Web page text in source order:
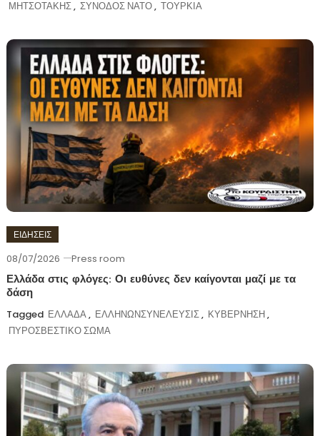
ΜΗΤΣΟΤΑΚΗΣ, ΣΥΝΟΔΟΣ ΝΑΤΟ, ΤΟΥΡΚΙΑ
ΕΙΔΗΣΕΙΣ
08/07/2026 Press room
Ελλάδα στις φλόγες: Οι ευθύνες δεν καίγονται μαζί με τα
δάση
Tagged ΕΛΛΑΔΑ, ΕΛΛΗΝΩΝΣΥΝΕΛΕΥΣΙΣ, ΚΥΒΕΡΝΗΣΗ,
ΠΥΡΟΣΒΕΣΤΙΚΟ ΣΩΜΑ